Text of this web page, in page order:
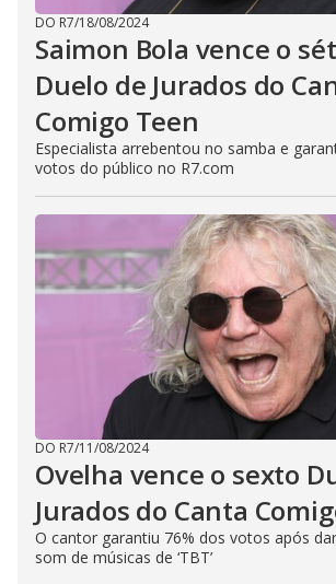
DO R7/18/08/2024
Saimon Bola vence o
Duelo de Jurados do
Comigo Teen
Especialista arrebentou no samba e
votos do público no R7.com
DO R7/11/08/2024
Ovelha vence o sexto
Jurados do Canta
O cantor garantiu 76% dos votos após
som de músicas de ‘TBT’